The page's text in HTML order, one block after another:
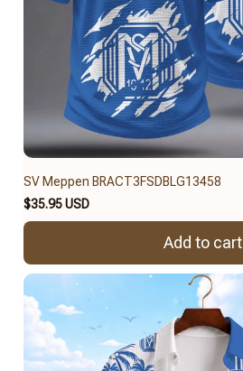
SV Meppen BRACT3FSDBLG13458
$35.95 USD
Add to cart